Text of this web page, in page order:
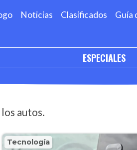
Noticias Clasificados Guía
ESPECIALES
autos.
Tecnología